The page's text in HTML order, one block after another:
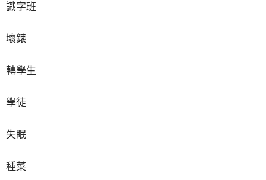
識字班
壞錶
轉學生
學徒
失眠
種菜